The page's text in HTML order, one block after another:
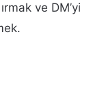
ve DM’yi